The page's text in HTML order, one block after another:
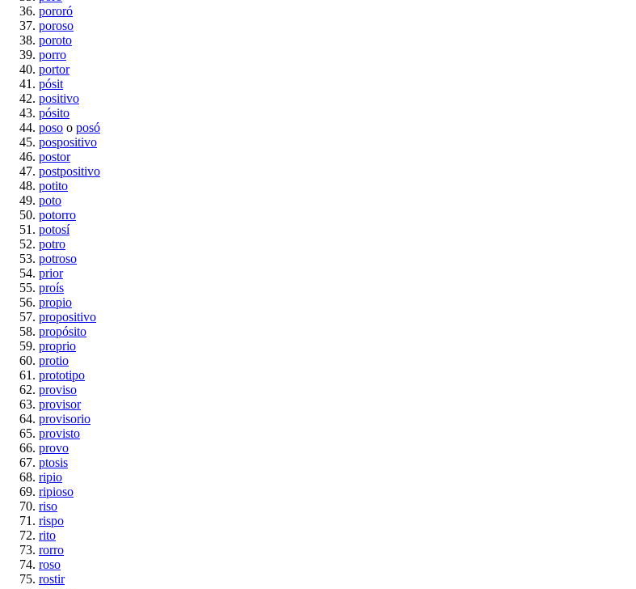
pororó
poroso
poroto
porro
portor
pósit
positivo
pósito
poso o posó
pospositivo
postor
postpositivo
potito
poto
potorro
potosí
potro
potroso
prior
proís
propio
propositivo
propósito
proprio
protio
prototipo
proviso
provisor
provisorio
provisto
provo
ptosis
ripio
ripioso
riso
rispo
rito
rorro
roso
rostir